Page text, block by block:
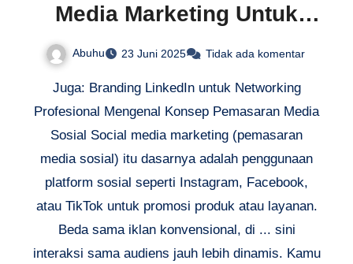
Media Marketing Untuk
Bisnis
Abuhu 23 Juni 2025 Tidak ada komentar
Juga: Branding LinkedIn untuk Networking
Profesional Mengenal Konsep Pemasaran Media
Sosial Social media marketing (pemasaran
media sosial) itu dasarnya adalah penggunaan
platform sosial seperti Instagram, Facebook,
atau TikTok untuk promosi produk atau layanan.
Beda sama iklan konvensional, di ... sini
interaksi sama audiens jauh lebih dinamis. Kamu